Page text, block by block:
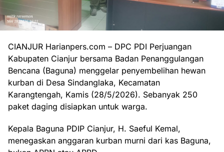
CIANJUR Harianpers.com – DPC PDI Perjuangan
Kabupaten Cianjur bersama Badan Penanggulangan
Bencana (Baguna) menggelar penyembelihan hewan
kurban di Desa Sindanglaka, Kecamatan
Karangtengah, Kamis (28/5/2026). Sebanyak 250
paket daging disiapkan untuk warga.
Kepala Baguna PDIP Cianjur, H. Saeful Kemal,
menegaskan anggaran kurban murni dari kas Baguna,